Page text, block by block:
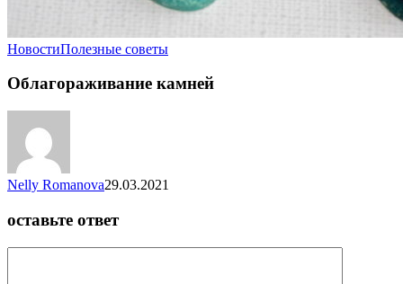
НовостиПолезные советы
Облагораживание камней
Nelly Romanova29.03.2021
оставьте ответ